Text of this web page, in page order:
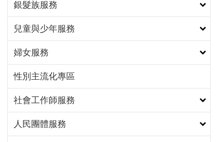
男人的心聲說出來―年紀越小、未婚，對生育有較多
驛站可以提供男性管道去抒發負面情緒、壓力及擔
意讓男性能夠向其訴說心中的擔憂，最重要的就是
「夫妻溝通」，夫妻溝通不是遇到事情才溝通，而是
享、傾聽、聊天。平常有互動，當真正遇到事情時，
銀髮族服務
兒童與少年服務
婦女服務
性別主流化專區
社會工作師服務
人民團體服務